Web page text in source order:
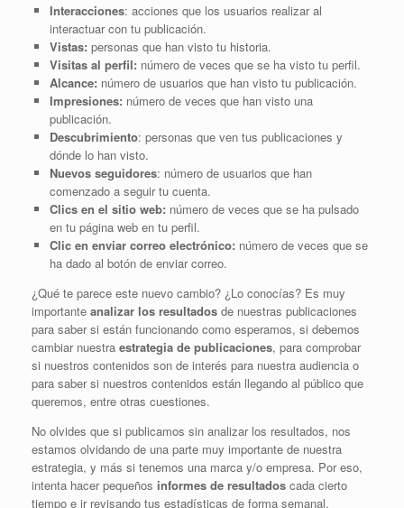
Interacciones: acciones que los usuarios realizar al
interactuar con tu publicación.
Vistas: personas que han visto tu historia.
Visitas al perfil: número de veces que se ha visto tu perfil.
Alcance: número de usuarios que han visto tu publicación.
Impresiones: número de veces que han visto una
publicación.
Descubrimiento: personas que ven tus publicaciones y
dónde lo han visto.
Nuevos seguidores: número de usuarios que han
comenzado a seguir tu cuenta.
Clics en el sitio web: número de veces que se ha pulsado
en tu página web en tu perfil.
Clic en enviar correo electrónico: número de veces que se
ha dado al botón de enviar correo.
¿Qué te parece este nuevo cambio? ¿Lo conocías? Es muy
importante analizar los resultados de nuestras publicaciones
para saber si están funcionando como esperamos, si debemos
cambiar nuestra estrategia de publicaciones, para comprobar
si nuestros contenidos son de interés para nuestra audiencia o
para saber si nuestros contenidos están llegando al público que
queremos, entre otras cuestiones.
No olvides que si publicamos sin analizar los resultados, nos
estamos olvidando de una parte muy importante de nuestra
estrategia, y más si tenemos una marca y/o empresa. Por eso,
intenta hacer pequeños informes de resultados cada cierto
tiempo e ir revisando tus estadísticas de forma semanal.